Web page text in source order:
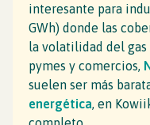
interesante para
GWh) donde las
la volatilidad del gas
pymes y comercios,
suelen ser más
energética, en